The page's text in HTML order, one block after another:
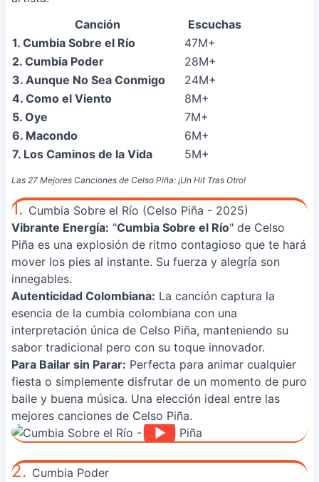
Las 27 Mejores Canciones de Celso Piña: ¡Un Hit Tras Otro!
Canción
Escuchas
1. Cumbia Sobre el Río
47M+
2. Cumbia Poder
28M+
3. Aunque No Sea Conmigo
24M+
4. Como el Viento
8M+
5. Oye
7M+
6. Macondo
6M+
7. Los Caminos de la Vida
5M+
1. Cumbia Sobre el Río (Celso Piña - 2025)
Vibrante Energía: "Cumbia Sobre el Río" de Celso
Piña es una explosión de ritmo contagioso que te hará
mover los pies al instante. Su fuerza y alegría son
innegables.
Autenticidad Colombiana: La canción captura la
esencia de la cumbia colombiana con una
interpretación única de Celso Piña, manteniendo su
sabor tradicional pero con su toque innovador.
Para Bailar sin Parar: Perfecta para animar cualquier
fiesta o simplemente disfrutar de un momento de puro
baile y buena música. Una elección ideal entre las
mejores canciones de Celso Piña.
2. Cumbia Poder